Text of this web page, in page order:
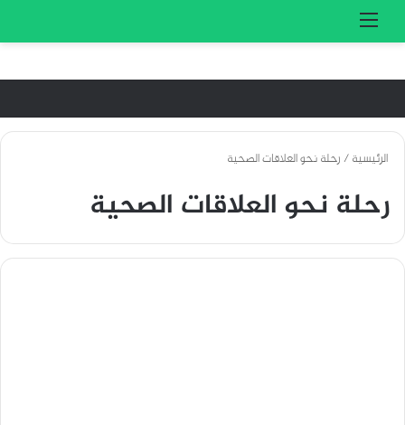
الرئيسية/ رحلة نحو العلاقات الصحية
رحلة نحو العلاقات الصحية